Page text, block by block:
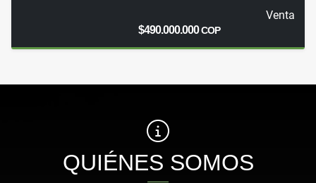
Venta
$490.000.000COP
QUIÉNES SOMOS